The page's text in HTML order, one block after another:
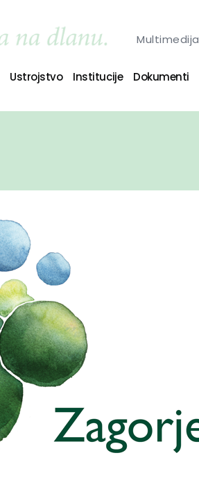
Multimedija
Ustrojstvo Institucije Dokumenti